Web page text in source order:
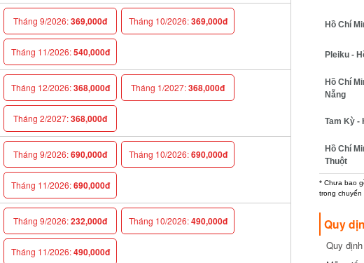
Tháng 9/2026:369,000đ Tháng 10/2026:369,000đ
Tháng 11/2026:540,000đ
Tháng 12/2026:368,000đ Tháng 1/2027:368,000đ
Tháng 2/2027:368,000đ
Tháng 9/2026:690,000đ Tháng 10/2026:690,000đ
Tháng 11/2026:690,000đ
Tháng 9/2026:232,000đ Tháng 10/2026:490,000đ
Tháng 11/2026:490,000đ
Hồ Chí
Pleiku -
Hồ Chí
Nẵng
Tam Kỳ -
Hồ Chí
Thuột
* Chưa bao
trong chuyến
Quy
Quy
cần biết